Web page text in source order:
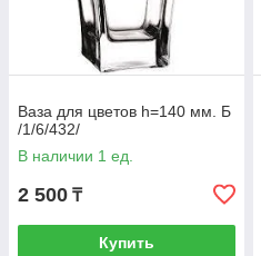
Ваза для цветов h=140 мм. Б
/1/6/432/
В наличии 1 ед.
2 500 ₸
Купить